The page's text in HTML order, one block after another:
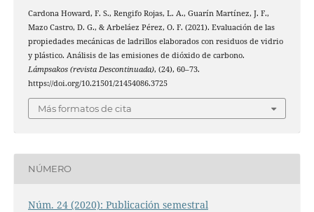
Cardona Howard, F. S., Rengifo Rojas, L. A., Guarín Martínez, J. F.,
Mazo Castro, D. G., & Arbeláez Pérez, O. F. (2021). Evaluación de las
propiedades mecánicas de ladrillos elaborados con residuos de vidrio
y plástico. Análisis de las emisiones de dióxido de carbono.
Lámpsakos (revista Descontinuada), (24), 60–73.
https://doi.org/10.21501/21454086.3725
Más formatos de cita
NÚMERO
Núm. 24 (2020): Publicación semestral